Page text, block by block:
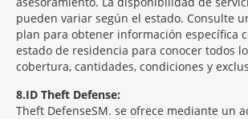
pueden variar según el estado. Consulte
plan para obtener información específica
estado de residencia para conocer todos
cobertura, cantidades, condiciones y
8 ID Theft Defense:
Theft DefenseSM se ofrece mediante un